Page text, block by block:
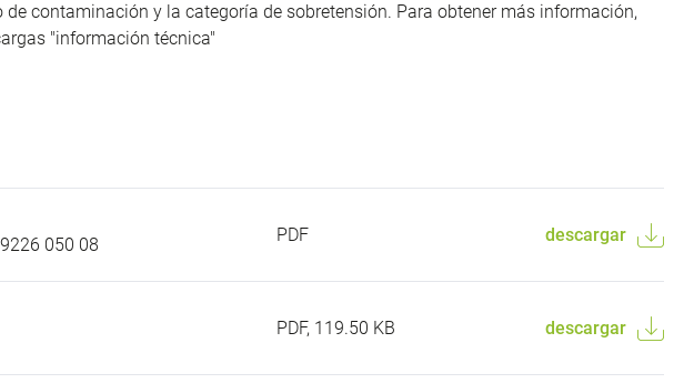
de contaminación y la categoría de sobretensión. Para obtener más información,
"información técnica"
050 08
PDF descargar
PDF, 119.50 KB descargar